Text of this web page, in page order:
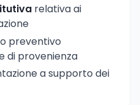
relativa ai
preventivo
di provenienza
a supporto dei